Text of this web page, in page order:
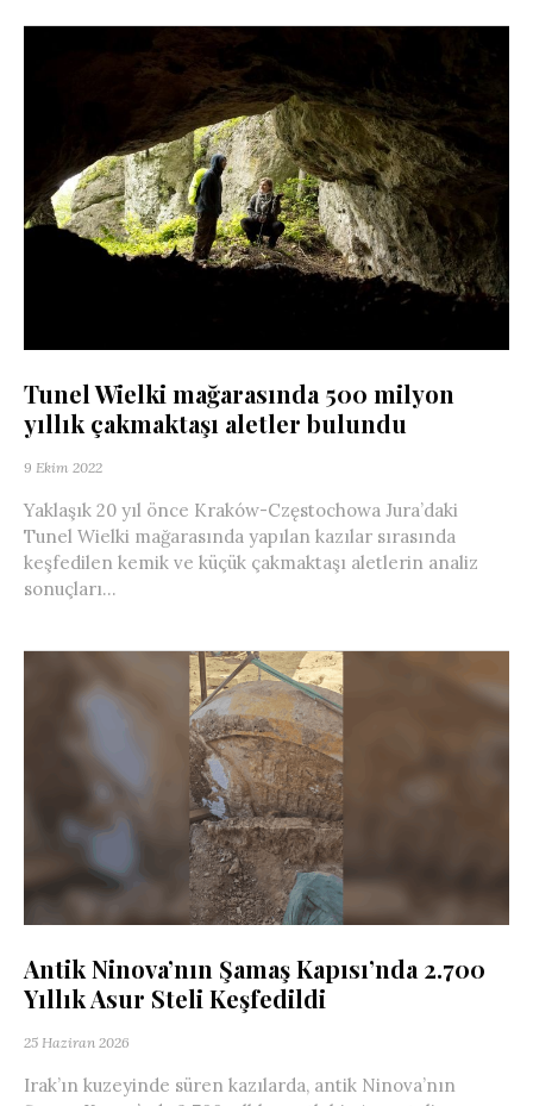
Tunel Wielki mağarasında 500 milyon
yıllık çakmaktaşı aletler bulundu
9 Ekim 2022
Yaklaşık 20 yıl önce Kraków-Częstochowa Jura’daki
Tunel Wielki mağarasında yapılan kazılar sırasında
keşfedilen kemik ve küçük çakmaktaşı aletlerin analiz
sonuçları...
Antik Ninova’nın Şamaş Kapısı’nda 2.700
Yıllık Asur Steli Keşfedildi
25 Haziran 2026
Irak’ın kuzeyinde süren kazılarda, antik Ninova’nın